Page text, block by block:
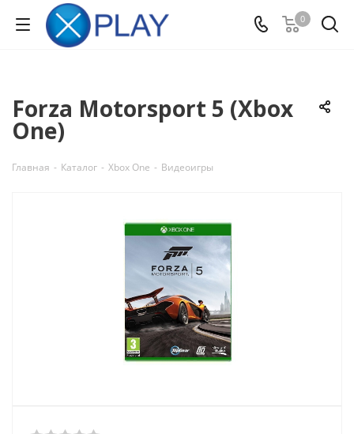
0
Forza Motorsport 5 (Xbox
One)
Главная - Каталог - Xbox One - Видеоигры